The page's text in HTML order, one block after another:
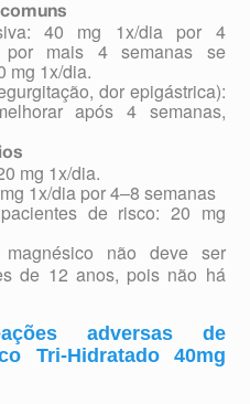
40 mg 1x/dia por 4
por mais 4 semanas se
mg 1x/dia.
dor epigástrica):
após 4 semanas,
mg 1x/dia.
1x/dia por 4–8 semanas
de risco: 20 mg
magnésico não deve ser
de 12 anos, pois não há
adversas de
Tri-Hidratado 40mg